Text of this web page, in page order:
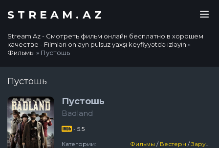
STREAM.AZ
Stream.Az - Смотреть фильм онлайн бесплатно в хорошем
качестве - Filmləri onlayn pulsuz yaxşı keyfiyyətdə izləyin »
Фильмы » Пустошь
Пустошь
Пустошь
Badland
- 5.5
Категории: Фильмы / Вестерн /Зарубежный